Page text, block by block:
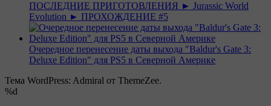
ПОСЛЕДНИЕ ПРИГОТОВЛЕНИЯ ► Jurassic World
Evolution ► ПРОХОЖДЕНИЕ #5
Очередное перенесение даты выхода "Baldur's Gate 3:
Deluxe Edition" для PS5 в Северной Америке
Тема WordPress: Admiral от ThemeZee.
%d